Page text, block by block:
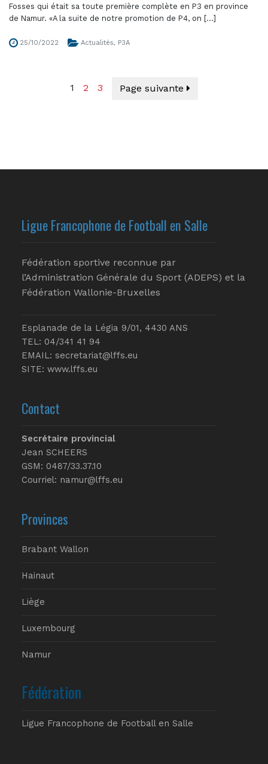
Fosses qui était sa toute première complète en P3 en province
de Namur. «A la suite de notre promotion de P4, on [...]
25/10/2022 Actualités, P3A
1 2 3 Page suivante
Ligue Francophone de Football en Salle
Fédération sportive reconnue par
l’Administration Générale du Sport (ADEPS) et la
Fédération Wallonie-Bruxelles
Esplanade de la Légia 9/01, 4430 ANS
TEL: 04/341 41 94
EMAIL: secretariat@lffs.eu
SITE: www.lffs.eu
Contact
Secrétaire provincial
Jean SCHEERS
GSM: 0487/33.37.10
Courriel: namur@lffs.eu
Provinces
Brabant Wallon
Hainaut
Liège
Luxembourg
Namur
Fédération
Ligue Francophone de Football en Salle